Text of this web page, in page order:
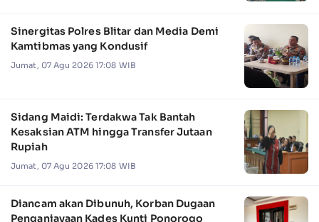
Sinergitas Polres Blitar dan Media Demi
Kamtibmas yang Kondusif
Jumat, 07 Agu 2026 17:08 WIB
Sidang Maidi: Terdakwa Tak Bantah
Kesaksian ATM hingga Transfer Jutaan
Rupiah
Jumat, 07 Agu 2026 17:08 WIB
Diancam akan Dibunuh, Korban Dugaan
Penganiayaan Kades Kunti Ponorogo